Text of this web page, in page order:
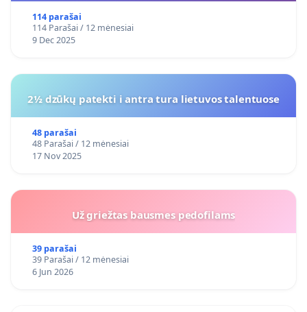
114 parašai
114 Parašai / 12 mėnesiai
9 Dec 2025
2½ dzūkų patekti i antra tura lietuvos talentuose
48 parašai
48 Parašai / 12 mėnesiai
17 Nov 2025
Už griežtas bausmes pedofilams
39 parašai
39 Parašai / 12 mėnesiai
6 Jun 2026